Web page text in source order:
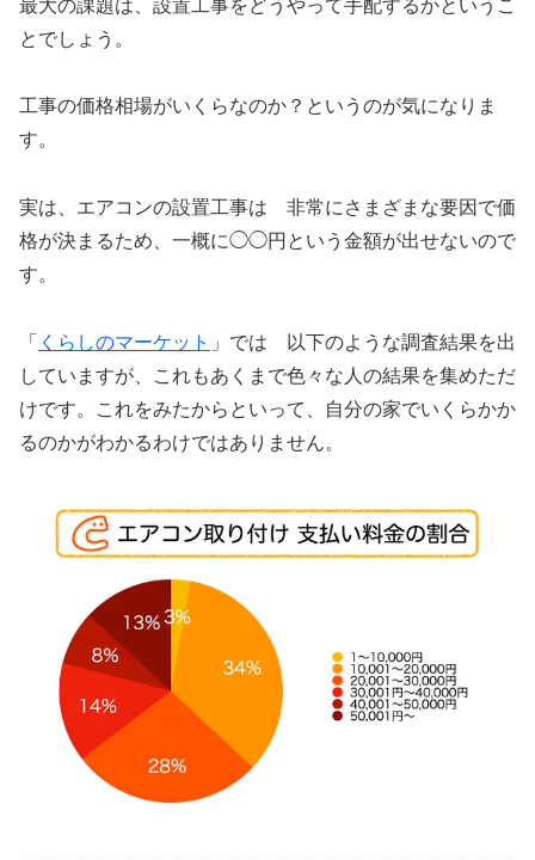
最大の課題は、設置工事をどうやって手配するかというこ
とでしょう。
工事の価格相場がいくらなのか？というのが気になりま
す。
実は、エアコンの設置工事は 非常にさまざまな要因で価
格が決まるため、一概に◯◯円という金額が出せないので
す。
「 くらしのマーケット 」では 以下のような調査結果を出
していますが、これもあくまで色々な人の結果を集めただ
けです。これをみたからといって、自分の家でいくらかか
るのかがわかるわけではありません。